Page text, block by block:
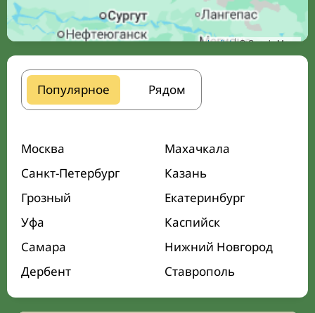
Leaflet| © Google Maps
Популярное Рядом
Москва
Махачкала
Санкт-Петербург
Казань
Грозный
Екатеринбург
Уфа
Каспийск
Самара
Нижний Новгород
Дербент
Ставрополь